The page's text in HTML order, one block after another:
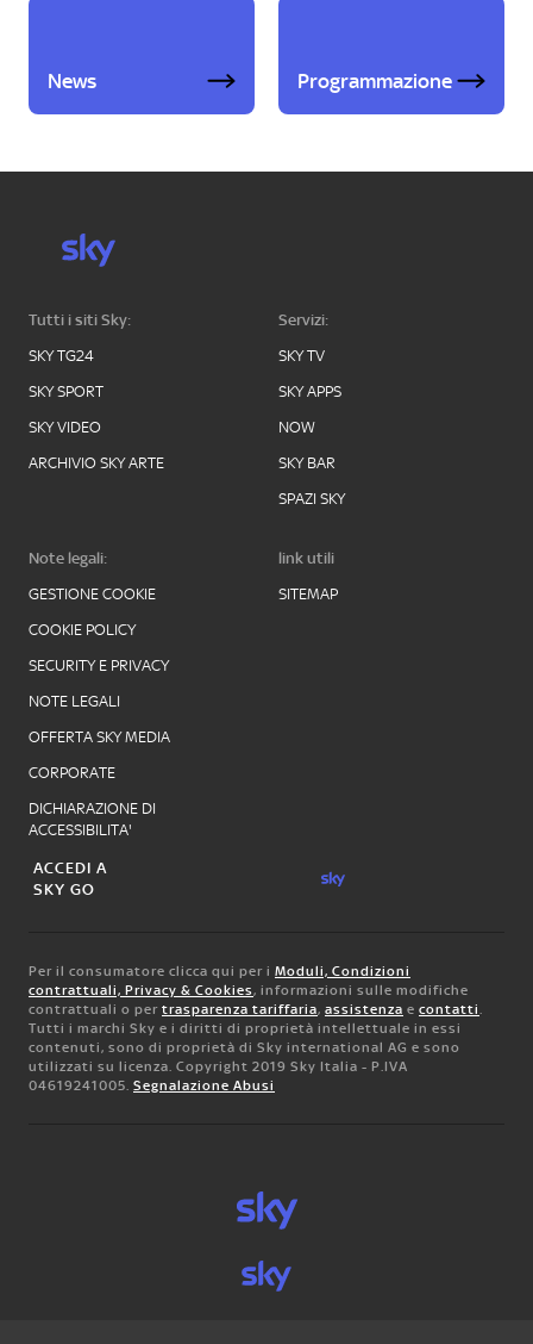
News Programmazione
Tutti i siti Sky:
SKY TG24
SKY SPORT
SKY VIDEO
ARCHIVIO SKY ARTE
Servizi:
SKY TV
SKY APPS
NOW
SKY BAR
SPAZI SKY
Note legali:
GESTIONE COOKIE
COOKIE POLICY
SECURITY E PRIVACY
NOTE LEGALI
OFFERTA SKY MEDIA
CORPORATE
DICHIARAZIONE DI
ACCESSIBILITA'
link utili
SITEMAP
ACCEDI A
SKY GO
Per il consumatore clicca qui per i Moduli, Condizioni
contrattuali, Privacy & Cookies, informazioni sulle modifiche
contrattuali o per trasparenza tariffaria, assistenza e contatti.
Tutti i marchi Sky e i diritti di proprietà intellettuale in essi
contenuti, sono di proprietà di Sky international AG e sono
utilizzati su licenza. Copyright 2019 Sky Italia - P.IVA
04619241005. Segnalazione Abusi